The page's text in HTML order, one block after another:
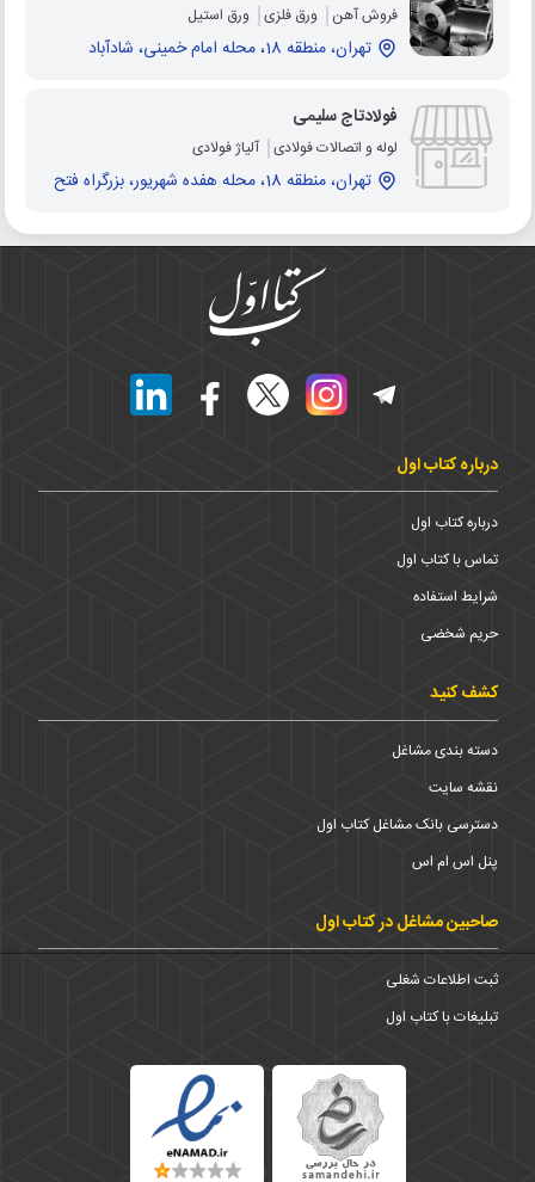
فروش آهن ورق فلزی ورق استیل
تهران، منطقه 18، محله امام خمینی، شادآباد
فولادتاج سلیمی
لوله و اتصالات فولادی آلیاژ فولادی
تهران، منطقه 18، محله هفده شهریور، بزرگراه فتح
درباره کتاب اول
درباره کتاب اول
تماس با کتاب اول
شرایط استفاده
حریم شخضی
کشف کنید
دسته بندی مشاغل
نقشه سایت
دسترسی بانک مشاغل کتاب اول
پنل اس ام اس
صاحبین مشاغل در کتاب اول
ثبت اطلاعات شغلی
تبلیغات با کتاب اول